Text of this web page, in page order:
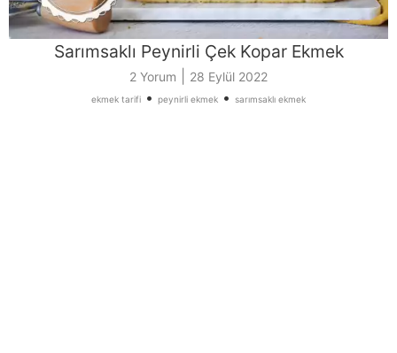
Sarımsaklı Peynirli Çek Kopar Ekmek
2 Yorum 28 Eylül 2022
ekmek tarifi • peynirli ekmek • sarımsaklı ekmek